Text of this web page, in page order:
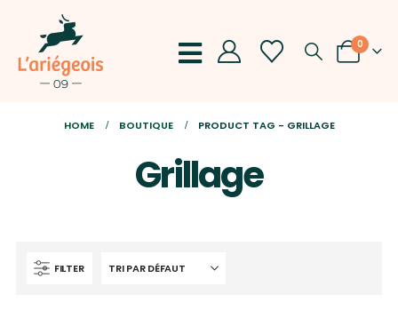
0
HOME BOUTIQUE PRODUCT TAG - GRILLAGE
Grillage
FILTER